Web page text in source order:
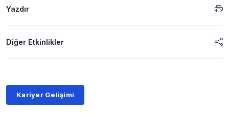
Yazdır
Diğer Etkinlikler
Kariyer Gelişimi